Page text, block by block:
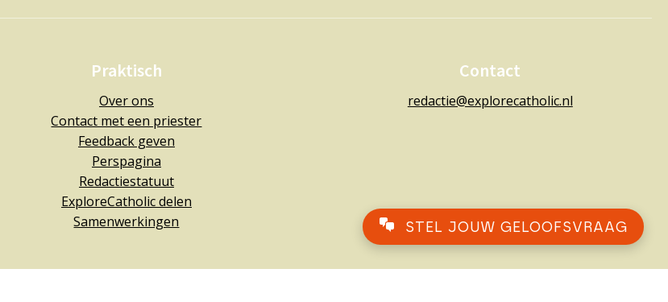
Praktisch
Over ons
Contact met een priester
Feedback geven
Perspagina
Redactiestatuut
ExploreCatholic delen
Samenwerkingen
Contact
redactie@explorecatholic.nl
STEL JOUW GELOOFSVRAAG